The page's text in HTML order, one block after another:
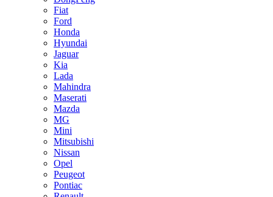
Fiat
Ford
Honda
Hyundai
Jaguar
Kia
Lada
Mahindra
Maserati
Mazda
MG
Mini
Mitsubishi
Nissan
Opel
Peugeot
Pontiac